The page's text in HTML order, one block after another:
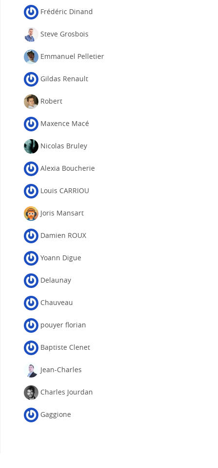
Frédéric Dinand
Steve Grosbois
Emmanuel Pelletier
Gildas Renault
Robert
Maxence Macé
Nicolas Bruley
Alexia Boucherie
Louis CARRIOU
Joris Mansart
Damien ROUX
Yoann Digue
Delaunay
Chauveau
pouyer florian
Baptiste Clenet
Jean-Charles
Charles Jourdan
Gaggione